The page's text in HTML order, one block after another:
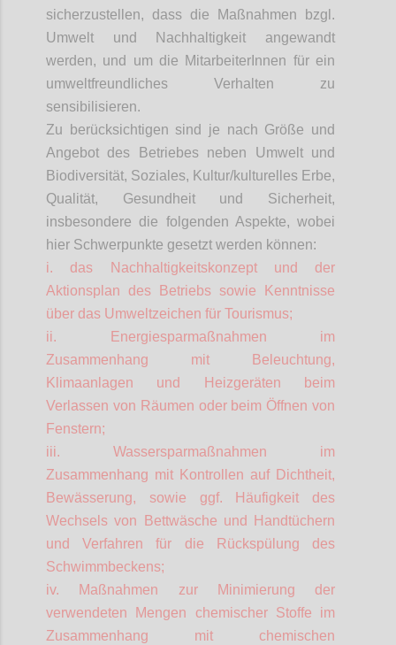
sicherzustellen, dass die Maßnahmen bzgl.
Umwelt und Nachhaltigkeit angewandt
werden, und um die MitarbeiterInnen für ein
umweltfreundliches Verhalten zu
sensibilisieren.
Zu berücksichtigen sind je nach Größe und
Angebot des Betriebes neben Umwelt und
Biodiversität, Soziales, Kultur/kulturelles Erbe,
Qualität, Gesundheit und Sicherheit,
insbesondere die folgenden Aspekte, wobei
hier Schwerpunkte gesetzt werden können:
i. das Nachhaltigkeitskonzept und der
Aktionsplan des Betriebs sowie Kenntnisse
über das Umweltzeichen für Tourismus;
ii. Energiesparmaßnahmen im
Zusammenhang mit Beleuchtung,
Klimaanlagen und Heizgeräten beim
Verlassen von Räumen oder beim Öffnen von
Fenstern;
iii. Wassersparmaßnahmen im
Zusammenhang mit Kontrollen auf Dichtheit,
Bewässerung, sowie ggf. Häufigkeit des
Wechsels von Bettwäsche und Handtüchern
und Verfahren für die Rückspülung des
Schwimmbeckens;
iv. Maßnahmen zur Minimierung der
verwendeten Mengen chemischer Stoffe im
Zusammenhang mit chemischen